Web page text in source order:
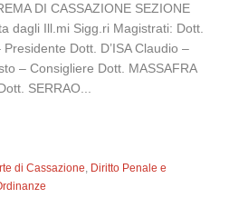
DI CASSAZIONE SEZIONE
dagli Ill.mi Sigg.ri Magistrati: Dott.
Dott. D’ISA Claudio –
– Consigliere Dott. MASSAFRA
SERRAO...
di Cassazione, Diritto Penale e